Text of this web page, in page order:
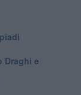
Draghi e